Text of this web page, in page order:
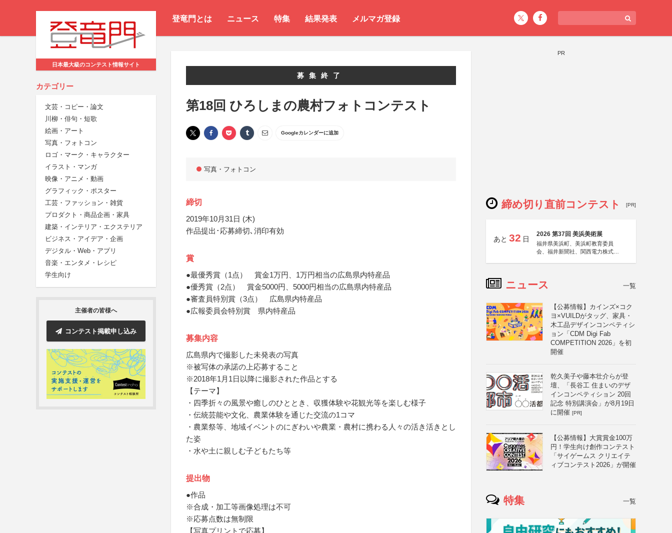
登竜門とは ニュース 特集 結果発表 メルマガ登録
日本最大級のコンテスト情報サイト
カテゴリー
文芸・コピー・論文
川柳・俳句・短歌
絵画・アート
写真・フォトコン
ロゴ・マーク・キャラクター
イラスト・マンガ
映像・アニメ・動画
グラフィック・ポスター
工芸・ファッション・雑貨
プロダクト・商品企画・家具
建築・インテリア・エクステリア
ビジネス・アイデア・企画
デジタル・Web・アプリ
音楽・エンタメ・レシピ
学生向け
主催者の皆様へ
コンテスト掲載申し込み
募集終了
第18回 ひろしまの農村フォトコンテスト
Googleカレンダーに追加
写真・フォトコン
締切
2019年10月31日 (木)
作品提出･応募締切､消印有効
賞
●最優秀賞（1点） 賞金1万円、1万円相当の広島県内特産品
●優秀賞（2点） 賞金5000円、5000円相当の広島県内特産品
●審査員特別賞（3点） 広島県内特産品
●広報委員会特別賞 県内特産品
募集内容
広島県内で撮影した未発表の写真
※被写体の承諾の上応募すること
※2018年1月1日以降に撮影された作品とする
【テーマ】
・四季折々の風景や癒しのひととき、収獲体験や花観光等を楽しむ様子
・伝統芸能や文化、農業体験を通じた交流の1コマ
・農業祭等、地域イベントのにぎわいや農業・農村に携わる人々の活き活きとし
た姿
・水や土に親しむ子どもたち等
提出物
●作品
※合成・加工等画像処理は不可
※応募点数は無制限
【写真プリントで応募】
PR
締め切り直前コンテスト [PR]
あと 32 日
2026 第37回 美浜美術展
福井県美浜町、美浜町教育委員
会、福井新聞社、関西電力株式会
ニュース 一覧
【公募情報】カインズ×コク
ヨ×VUILDがタッグ、家具・
木工品デザインコンペティシ
ョン「CDM Digi Fab
COMPETITION 2026」を初
開催
乾久美子や藤本壮介らが登
壇、「長谷工 住まいのデザ
インコンペティション 20回
記念 特別講演会」が8月19日
に開催 [PR]
【公募情報】大賞賞金100万
円！学生向け創作コンテスト
「サイゲームス クリエイテ
ィブコンテスト2026」が開催
特集 一覧